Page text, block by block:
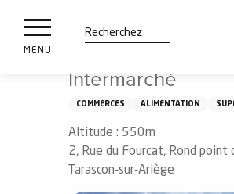
contenu
MENU
Intermarché
COMMERCES ALIMENTATION
Altitude : 550m
2, Rue du Fourcat, Rond
Tarascon-sur-Ariège